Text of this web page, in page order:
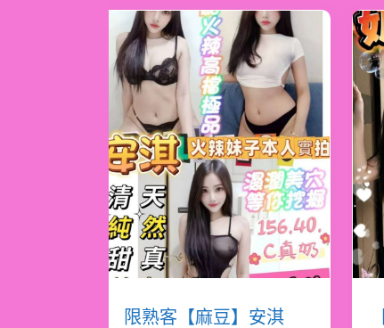
限熟客【麻豆】安淇